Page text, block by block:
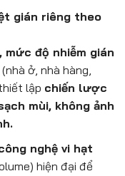
gián riêng theo
mức độ nhiễm gián
(nhà ở, nhà hàng,
lập chiến lược
mùi, không ảnh
nghệ vi hạt
hiện đại để